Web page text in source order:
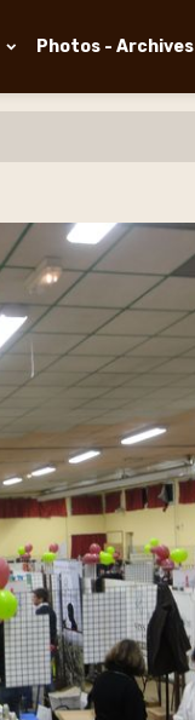
Photos - Archives